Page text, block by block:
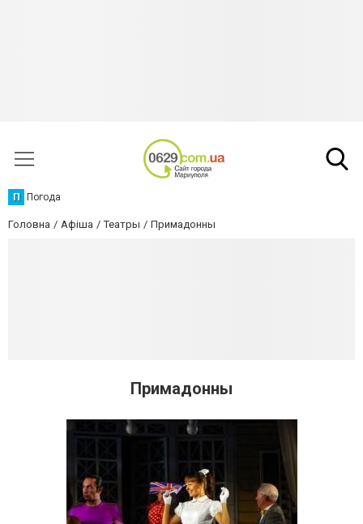
П Погода
Головна Афіша Театры Примадонны
Примадонны